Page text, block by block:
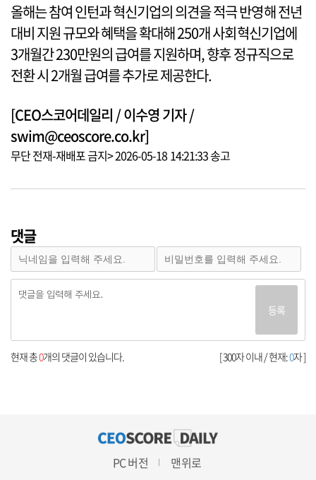
올해는 참여 인턴과 혁신기업의 의견을 적극 반영해 전년
대비 지원 규모와 혜택을 확대해 250개 사회혁신기업에
3개월간 230만원의 급여를 지원하며, 향후 정규직으로
전환 시 2개월 급여를 추가로 제공한다.
[CEO스코어데일리 / 이수영 기자 /
swim@ceoscore.co.kr]
무단 전재-재배포 금지> 2026-05-18 14:21:33 송고
댓글
등록
[ 300자 이내 / 현재:0자 ]
현재 총0개의 댓글이 있습니다.
PC 버전 맨위로